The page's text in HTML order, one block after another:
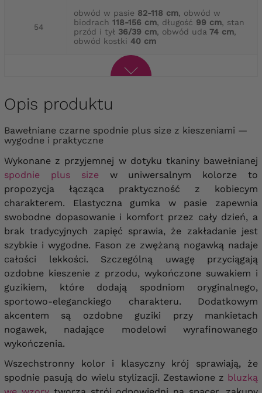
54
obwód w pasie 82-118 cm, obwód w
biodrach 118-156 cm, długość 99 cm, stan
przód i tył 36/39 cm, obwód uda 74 cm,
obwód kostki 40 cm
Opis produktu
Bawełniane czarne spodnie plus size z kieszeniami —
wygodne i praktyczne
Wykonane z przyjemnej w dotyku tkaniny bawełnianej
spodnie plus sizew uniwersalnym kolorze to
propozycja łącząca praktyczność z kobiecym
charakterem. Elastyczna gumka w pasie zapewnia
swobodne dopasowanie i komfort przez cały dzień, a
brak tradycyjnych zapięć sprawia, że zakładanie jest
szybkie i wygodne. Fason ze zwężaną nogawką nadaje
całości lekkości. Szczególną uwagę przyciągają
ozdobne kieszenie z przodu, wykończone suwakiem i
guzikiem, które dodają spodniom oryginalnego,
sportowo-eleganckiego charakteru. Dodatkowym
akcentem są ozdobne guziki przy mankietach
nogawek, nadające modelowi wyrafinowanego
wykończenia.
Wszechstronny kolor i klasyczny krój sprawiają, że
spodnie pasują do wielu stylizacji. Zestawione z bluzką